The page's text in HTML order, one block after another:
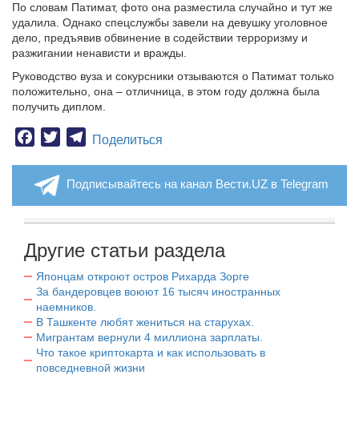
По словам Патимат, фото она разместила случайно и тут же
удалила. Однако спецслужбы завели на девушку уголовное
дело, предъявив обвинение в содействии терроризму и
разжигании ненависти и вражды.
Руководство вуза и сокурсники отзываются о Патимат только
положительно, она – отличница, в этом году должна была
получить диплом.
Facebook
TwitterTelegram
Поделиться
Подписывайтесь на канал Вести.UZ в Telegram
Другие статьи раздела
Японцам откроют остров Рихарда Зорге
За бандеровцев воюют 16 тысяч иностранных
наемников.
В Ташкенте любят жениться на старухах.
Мигрантам вернули 4 миллиона зарплаты.
Что такое криптокарта и как использовать в
повседневной жизни